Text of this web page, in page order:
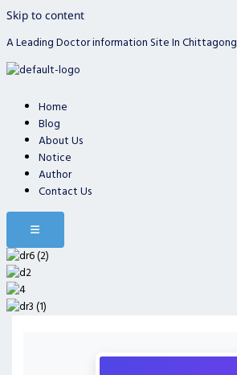
Skip to content
A Leading Doctor information Site In Chittagong
Home
Blog
About Us
Notice
Author
Contact Us
Hamburger Toggle Menu